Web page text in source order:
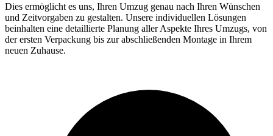
Dies ermöglicht es uns, Ihren Umzug genau nach Ihren Wünschen
und Zeitvorgaben zu gestalten. Unsere individuellen Lösungen
beinhalten eine detaillierte Planung aller Aspekte Ihres Umzugs, von
der ersten Verpackung bis zur abschließenden Montage in Ihrem
neuen Zuhause.